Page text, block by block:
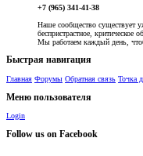
+7 (965) 341-41-38
Наше сообщество существует
беспристрастное, критическое
Мы работаем каждый день,
Быстрая навигация
Главная Форумы Обратная связь Точка
Меню пользователя
Login
Follow us on Facebook